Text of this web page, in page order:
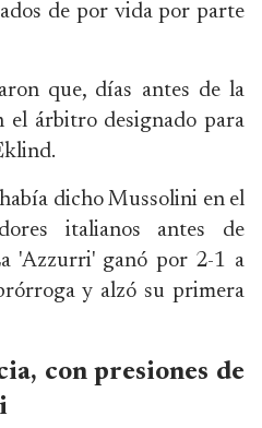
de por vida por parte
que, días antes de la
el árbitro designado para
dicho Mussolini en el
italianos antes de
'Azzurri' ganó por 2-1 a
y alzó su primera
con presiones de